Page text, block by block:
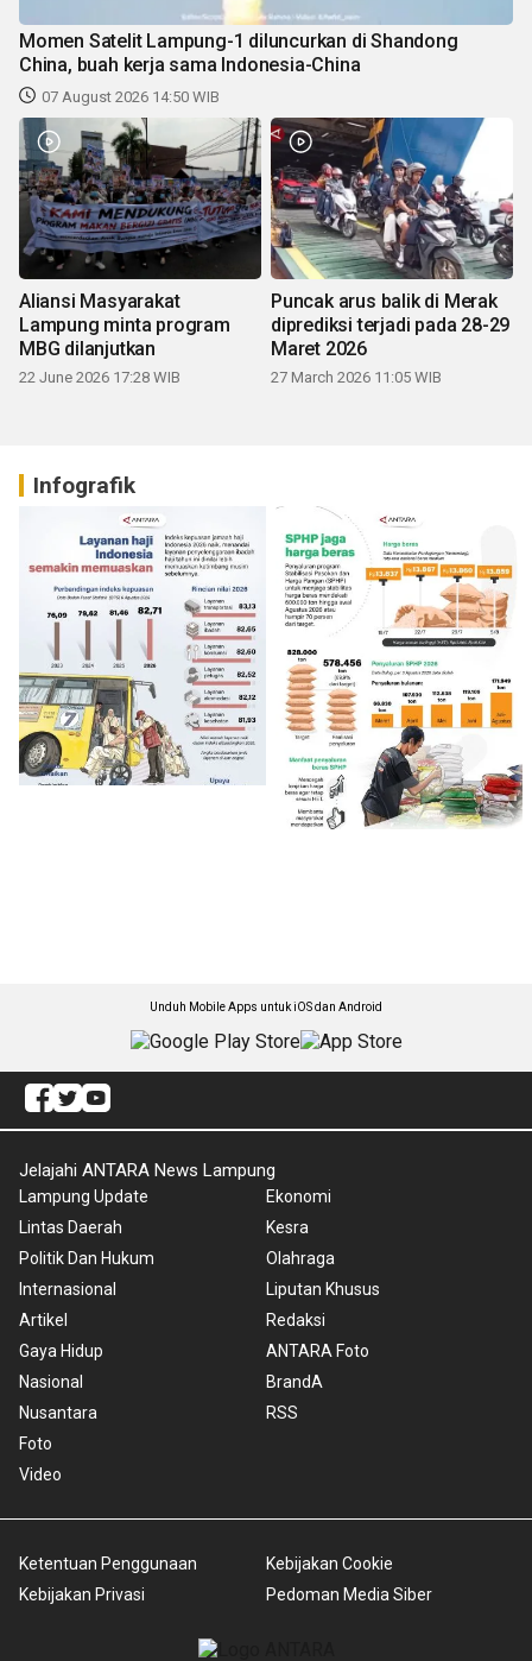
Momen Satelit Lampung-1 diluncurkan di Shandong
China, buah kerja sama Indonesia-China
07 August 2026 14:50 WIB
Aliansi Masyarakat
Lampung minta program
MBG dilanjutkan
22 June 2026 17:28 WIB
Puncak arus balik di Merak
diprediksi terjadi pada 28-29
Maret 2026
27 March 2026 11:05 WIB
Infografik
Unduh Mobile Apps untuk iOS dan Android
Jelajahi ANTARA News Lampung
Lampung Update
Lintas Daerah
Politik Dan Hukum
Internasional
Artikel
Gaya Hidup
Nasional
Nusantara
Foto
Video
Ekonomi
Kesra
Olahraga
Liputan Khusus
Redaksi
ANTARA Foto
BrandA
RSS
Ketentuan Penggunaan
Kebijakan Privasi
Kebijakan Cookie
Pedoman Media Siber